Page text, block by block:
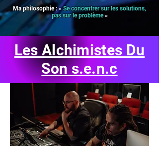
Ma philosophie : « Se concentrer sur les solutions,
pas sur le problème »
Les Alchimistes Du
Son s.e.n.c